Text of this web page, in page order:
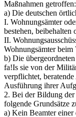
Maßnahmen getroffen:
a) Die deutschen
I. Wohnungsämter
bestehen, beibehalten
II.
Wohnungsämter beim
b) Die
fa!Is sie von der
verpflichtet,
Ausführung ihrer
2. Bei der Bildung der
folgende Grundsätze
a) Kein Beamter